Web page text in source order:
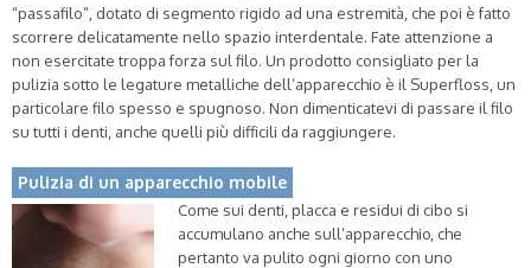
“passafilo”, dotato di segmento rigido ad una estremità, che poi è fatto
scorrere delicatamente nello spazio interdentale. Fate attenzione a
non esercitate troppa forza sul filo. Un prodotto consigliato per la
pulizia sotto le legature metalliche dell’apparecchio è il Superfloss, un
particolare filo spesso e spugnoso. Non dimenticatevi di passare il filo
su tutti i denti, anche quelli più difficili da raggiungere.
Pulizia di un apparecchio mobile
Come sui denti, placca e residui di cibo si
accumulano anche sull’apparecchio, che
pertanto va pulito ogni giorno con uno